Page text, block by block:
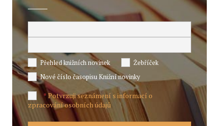
Přehled knižních novinek
Žebříček
Nové číslo časopisu Knižní novinky
*Potvrzuji seznámení s informací o
zpracování osobních údajů